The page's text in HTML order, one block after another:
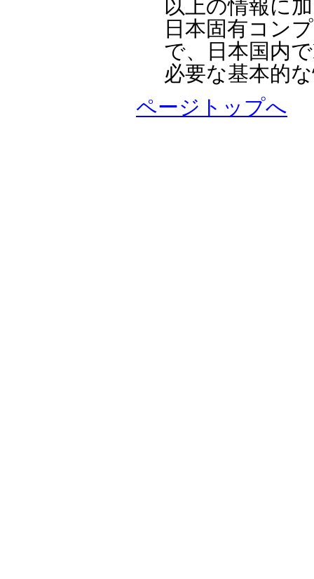
以上の情報に
日本固有コン
で、日本国内
必要な基本的
ページトップへ